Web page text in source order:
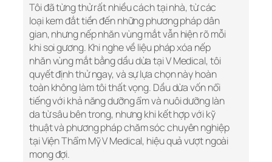
Tôi đã từng thử rất nhiều cách tại nhà, từ các
loại kem đắt tiền đến những phương pháp dân
gian, nhưng nếp nhăn vùng mắt vẫn hiện rõ mỗi
khi soi gương. Khi nghe về liệu pháp xóa nếp
nhăn vùng mắt bằng dầu dừa tại V Medical, tôi
quyết định thử ngay, và sự lựa chọn này hoàn
toàn không làm tôi thất vọng. Dầu dừa vốn nổi
tiếng với khả năng dưỡng ẩm và nuôi dưỡng làn
da từ sâu bên trong, nhưng khi kết hợp với kỹ
thuật và phương pháp chăm sóc chuyên nghiệp
tại Viện Thẩm Mỹ V Medical, hiệu quả vượt ngoài
mong đợi.